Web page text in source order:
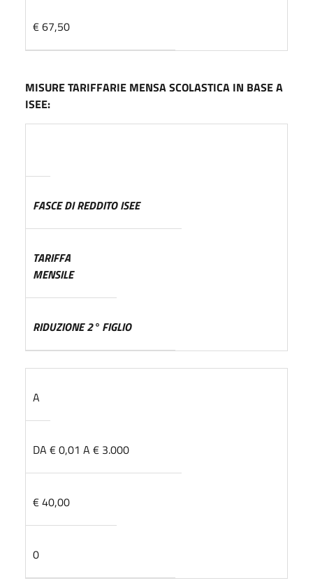
€ 67,50
MISURE TARIFFARIE MENSA SCOLASTICA IN BASE A
ISEE:
FASCE DI REDDITO ISEE
TARIFFA
MENSILE
RIDUZIONE 2° FIGLIO
A
DA € 0,01 A € 3.000
€ 40,00
0